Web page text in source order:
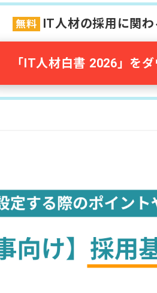
無料 IT人材の採用に関
「IT人材白書 2026」を